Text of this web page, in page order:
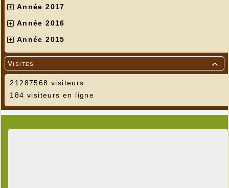
Année 2017
Année 2016
Année 2015

Visites
21287568 visiteurs
184 visiteurs en ligne